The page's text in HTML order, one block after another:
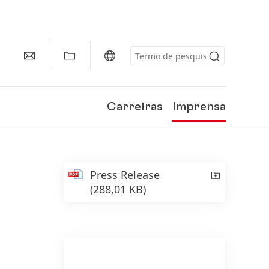
Carreiras Imprensa
Press Release
(288,01 KB)